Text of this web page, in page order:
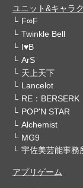
ユニット&キャラ
F∞F
Twinkle Bell
I♥B
ArS
天上天下
Lancelot
RE：BERSERK
POP'N STAR
Alchemist
MG9
宇佐美芸能事務
アプリゲーム